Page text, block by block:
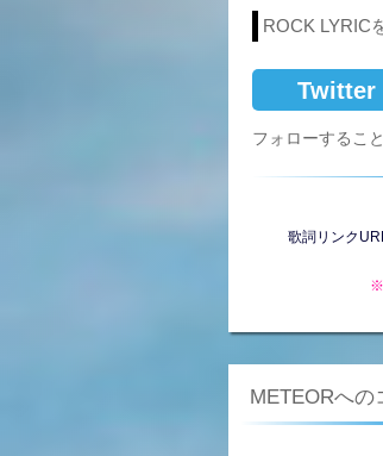
ROCK LYRIC
Twitter
フォローするこ
歌詞リンク
※
METEORへの